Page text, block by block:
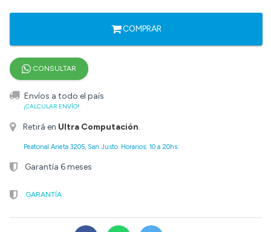
COMPRAR
CONSULTAR
Envíos a todo el país
¡CALCULAR ENVÍO!
Retirá en Ultra Computación.
Peatonal Arieta 3205, San Justo. Horarios: 10 a 20hs.
Garantía 6 meses
GARANTÍA